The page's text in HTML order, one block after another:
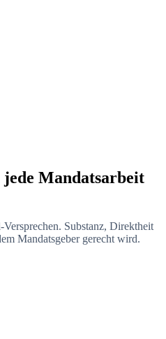
Mandatsarbeit
Substanz, Direktheit
Mandatsgeber gerecht wird.